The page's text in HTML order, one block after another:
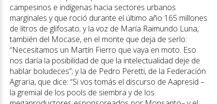
campesinos e indígenas hacia sectores urbanos
marginales y que roció durante el último año 165 millones
de litros de glifosato; y la voz de María Raimundo Luna,
también del Mocase, en el monte que deja de serlo:
“Necesitamos un Martín Fierro que vaya en moto. Eso
nos daría la posibilidad de que la intelectualidad deje de
hablar boludeces”; y la de Pedro Peretti, de la Federación
Agraria, que dice: “Si vos tomás el discurso de Aapresid –
la gremial de los pools de siembra y de los